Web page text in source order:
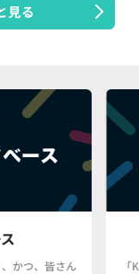
見る
かつ、皆さん